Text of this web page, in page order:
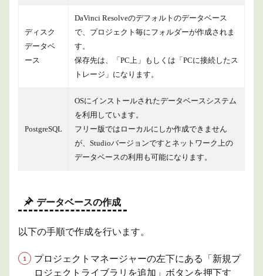
ディスク
データベ
ース
DaVinci Resolveのデフォルトのデータベース
で、プロジェクト毎にフォルダーが作成されま
す。
保存先は、「PC上」もしくは「PCに接続したス
トレージ」になります。
PostgreSQL
OSにインストールされたデータベースシステム
を利用しています。
フリー版ではローカルにしか作成できません
が、Studioバージョンですとネットワーク上の
データベースの利用も可能になります。
データベースの作成
以下の手順で作成を行います。
プロジェクトマネージャーの左下にある「新規プ
ロジェクトライブラリを追加」ボタンを押下す